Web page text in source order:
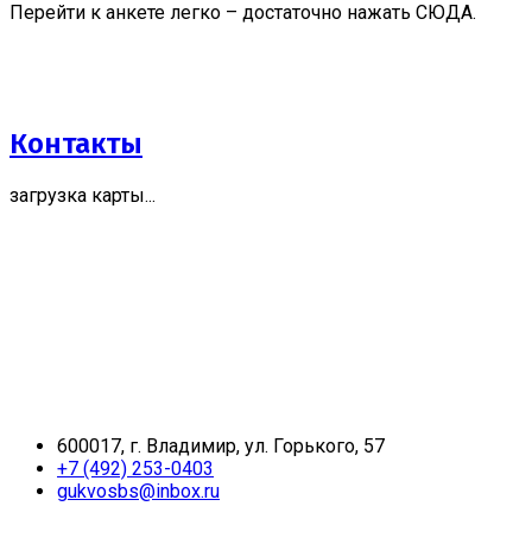
Перейти к анкете легко – достаточно нажать СЮДА.
Контакты
загрузка карты...
600017, г. Владимир, ул. Горького, 57
+7 (492) 253-0403
gukvosbs@inbox.ru